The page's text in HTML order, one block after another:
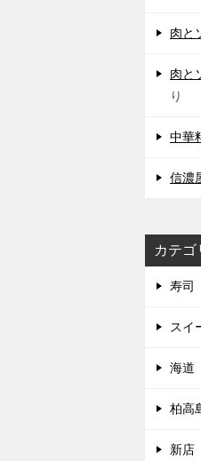
肉と
肉と
り
中華
信濃
カテゴ
寿司
スイ
海道
柏高
新店